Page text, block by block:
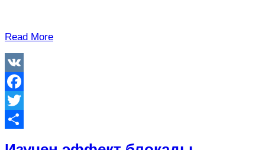
Read More
VK
Facebook
Twitter